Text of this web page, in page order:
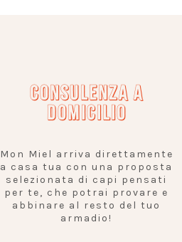
CONSULENZA A
DOMICILIO
Mon Miel arriva direttamente
a casa tua con una proposta
selezionata di capi pensati
per te, che potrai provare e
abbinare al resto del tuo
armadio!